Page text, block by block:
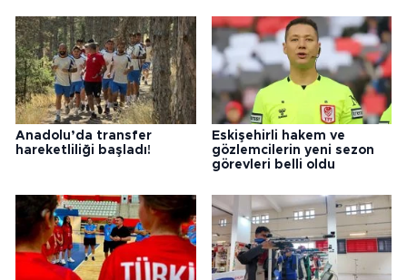
Anadolu’da transfer
hareketliliği başladı!
Eskişehirli hakem ve
gözlemcilerin yeni sezon
görevleri belli oldu